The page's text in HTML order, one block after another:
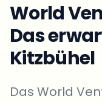
World
Das
Kitzbühel
Das World